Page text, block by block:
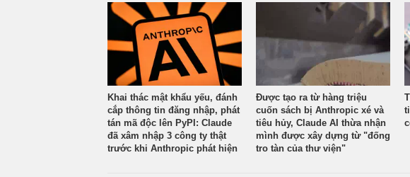
Khai thác mật khẩu yếu, đánh
cắp thông tin đăng nhập, phát
tán mã độc lên PyPI: Claude
đã xâm nhập 3 công ty thật
trước khi Anthropic phát hiện
Được tạo ra từ hàng triệu
cuốn sách bị Anthropic xé và
tiêu hủy, Claude AI thừa nhận
mình được xây dựng từ "đống
tro tàn của thư viện"